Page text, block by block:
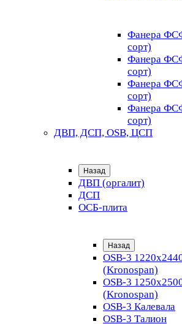
Фанера
сорт)
Фанера
сорт)
Фанера
сорт)
Фанера
сорт)
ДВП, ДСП, OSB, ЦСП
Назад
ДВП (оргалит)
ДСП
ОСБ-плита
Назад
OSB-3
(Kronospan)
OSB-3
(Kronospan)
OSB-3 Калевала
OSB-3 Талион